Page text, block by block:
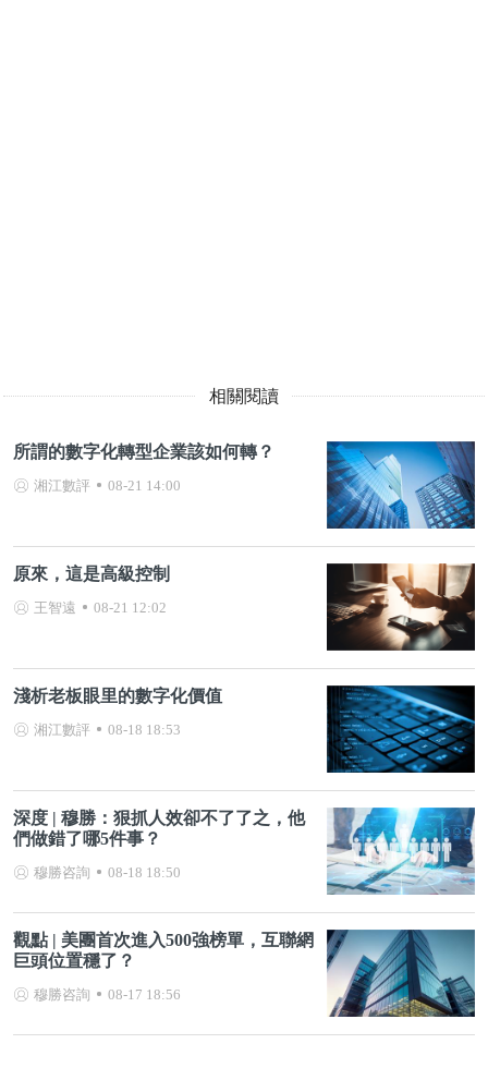
相關閱讀
所謂的數字化轉型企業該如何轉？
湘江數評 08-21 14:00
原來，這是高級控制
王智遠 08-21 12:02
淺析老板眼里的數字化價值
湘江數評 08-18 18:53
深度 | 穆勝：狠抓人效卻不了了之，他
們做錯了哪5件事？
穆勝咨詢 08-18 18:50
觀點 | 美團首次進入500強榜單，互聯網
巨頭位置穩了？
穆勝咨詢 08-17 18:56